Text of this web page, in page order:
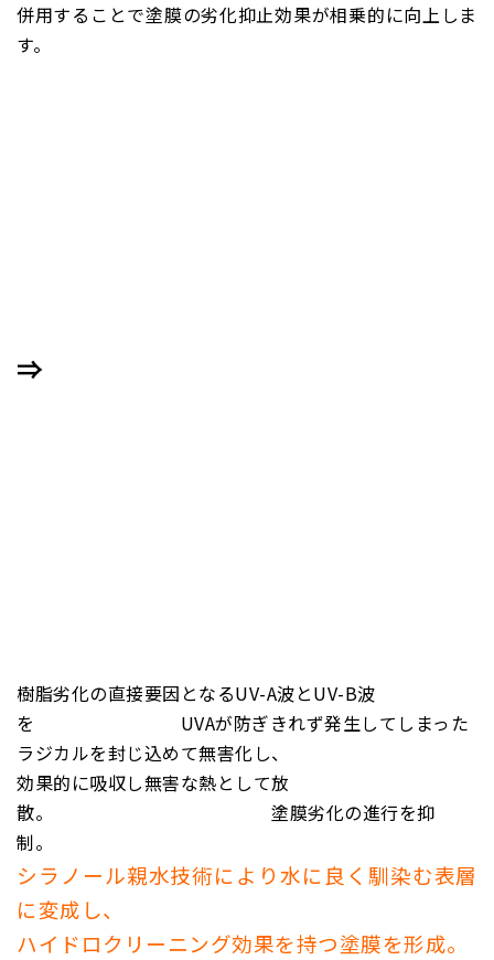
併用することで塗膜の劣化抑止効果が相乗的に向上しま
す。
⇒
樹脂劣化の直接要因となるUV-A波とUV-B波
を UVAが防ぎきれず発生してしまった
ラジカルを封じ込めて無害化し、
効果的に吸収し無害な熱として放
散。 塗膜劣化の進行を抑
制。
シラノール親水技術により水に良く馴染む表層
に変成し、
ハイドロクリーニング効果を持つ塗膜を形成。